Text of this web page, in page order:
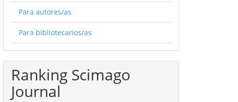
Para autores/as
Para bibliotecarios/as
Ranking Scimago
Journal